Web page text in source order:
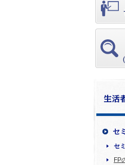
セ
セ
FP